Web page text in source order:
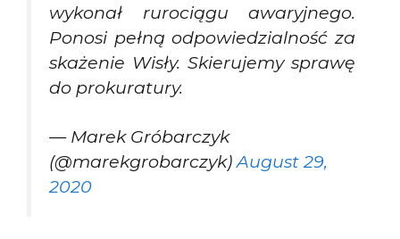
wykonał rurociągu awaryjnego.
Ponosi pełną odpowiedzialność za
skażenie Wisły. Skierujemy sprawę
do prokuratury.
— Marek Gróbarczyk
(@marekgrobarczyk)August 29,
2020